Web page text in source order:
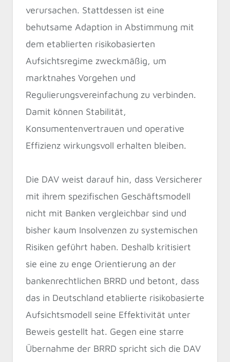
verursachen. Stattdessen ist eine
behutsame Adaption in Abstimmung mit
dem etablierten risikobasierten
Aufsichtsregime zweckmäßig, um
marktnahes Vorgehen und
Regulierungsvereinfachung zu verbinden.
Damit können Stabilität,
Konsumentenvertrauen und operative
Effizienz wirkungsvoll erhalten bleiben.
Die DAV weist darauf hin, dass Versicherer
mit ihrem spezifischen Geschäftsmodell
nicht mit Banken vergleichbar sind und
bisher kaum Insolvenzen zu systemischen
Risiken geführt haben. Deshalb kritisiert
sie eine zu enge Orientierung an der
bankenrechtlichen BRRD und betont, dass
das in Deutschland etablierte risikobasierte
Aufsichtsmodell seine Effektivität unter
Beweis gestellt hat. Gegen eine starre
Übernahme der BRRD spricht sich die DAV